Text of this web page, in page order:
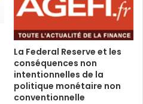
La Federal Reserve et les
conséquences non
intentionnelles de la
politique monétaire non
conventionnelle